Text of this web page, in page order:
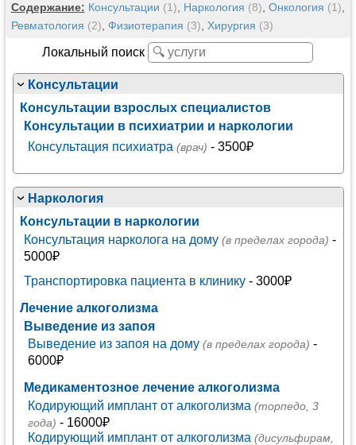
Содержание: Консультации (1) Наркология (8) Онкология (1)
Ревматология (2) Физиотерапия (3) Хирургия (3)
Локальный поиск
Консультации
Консультации взрослых специалистов
Консультации в психиатрии и наркологии
Консультация психиатра (врач) - 3500₽
Наркология
Консультации в наркологии
Консультация нарколога на дому (в пределах города) -
5000₽
Транспортировка пациента в клинику - 3000₽
Лечение алкоголизма
Выведение из запоя
Выведение из запоя на дому (в пределах города) -
6000₽
Медикаментозное лечение алкоголизма
Кодирующий имплант от алкоголизма (торпедо, 3
года) - 16000₽
Кодирующий имплант от алкоголизма (дисульфирам,